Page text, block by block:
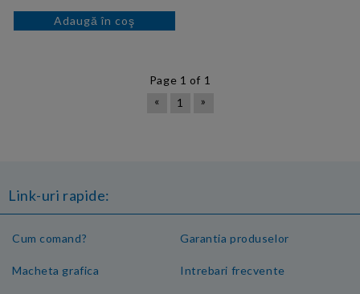
Page 1 of 1
«
1 »
Link-uri rapide:
Cum comand?
Macheta grafica
Garantia produselor
Intrebari frecvente